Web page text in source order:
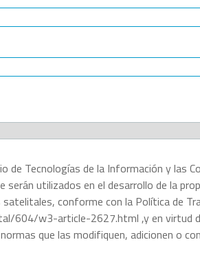
Tecnologías de la Información y las
utilizados en el desarrollo de la
conforme con la Política de
604/w3-article-2627.html ,y en virtud
que las modifiquen, adicionen o